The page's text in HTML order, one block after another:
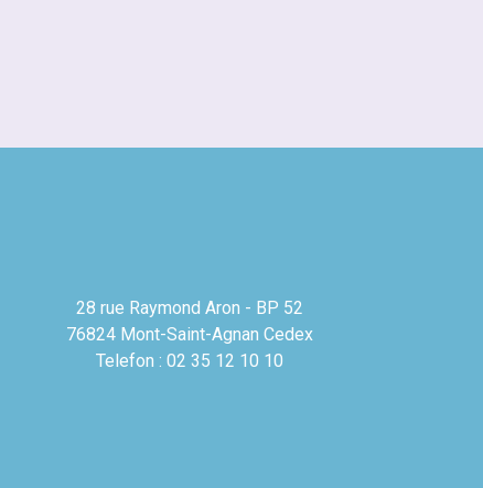
28 rue Raymond Aron - BP 52
76824 Mont-Saint-Agnan Cedex
Telefon : 02 35 12 10 10